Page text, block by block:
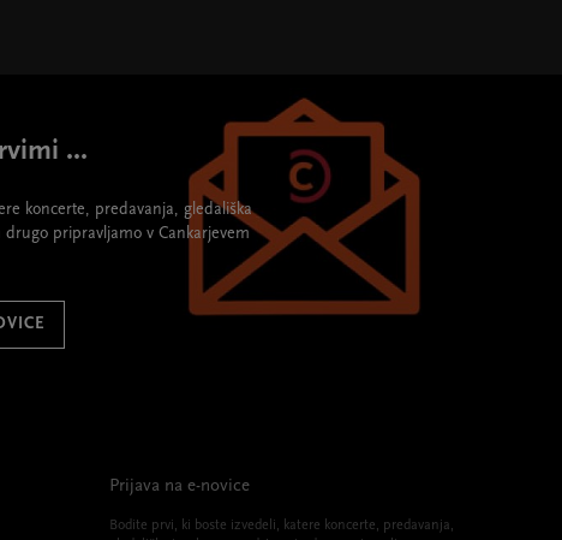
...
koncerte, predavanja, gledališka
pripravljamo v Cankarjevem
Prijava na e-novice
Bodite prvi, ki boste izvedeli, katere koncerte, predavanja,